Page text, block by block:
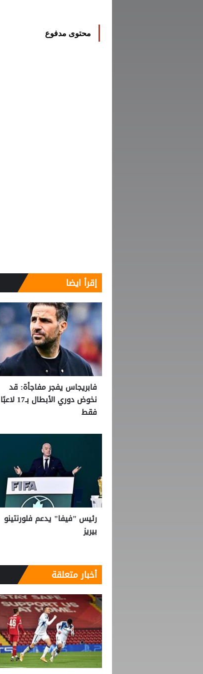
محتوى مدفوع
إقرأ ايضا
فابريجاس يفجر مفاجأة: قد
نخوض دوري الأبطال بـ17 لاعبًا
فقط
رئيس "فيفا" يدعم فلورنتينو
بيريز
أخبار متعلقة